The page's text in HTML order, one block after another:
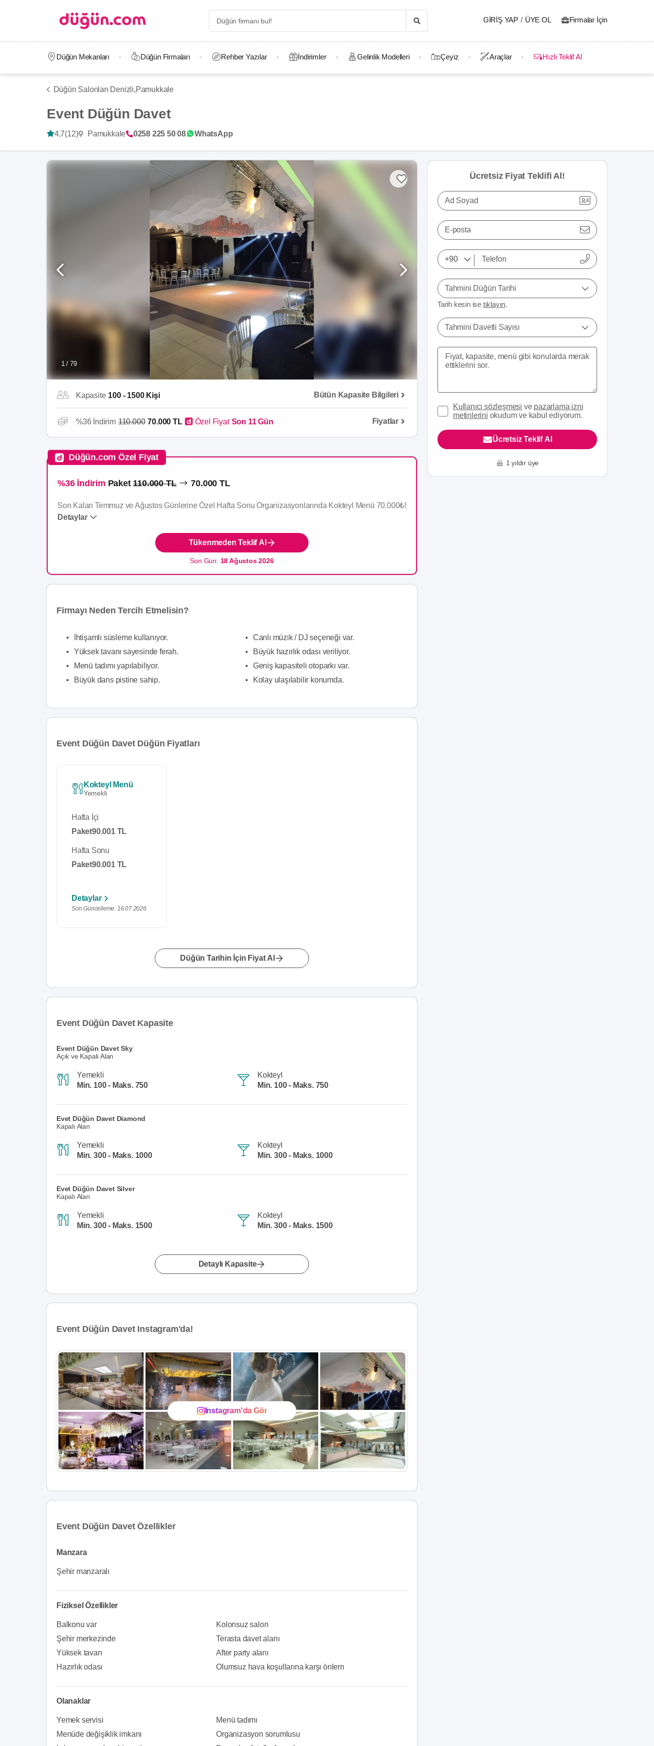
GIRIŞ YAP / ÜYE OL Firmalar İçin
Düğün Mekanları Düğün Firmaları Rehber Yazılar İndirimler Gelinlik Modelleri Çeyiz Araçlar Hızlı Teklif Al
Düğün Salonları Denizli,Pamukkale
Event Düğün Davet
4,7(12) Pamukkale 0258 225 50 08 WhatsApp
1 / 79
Kapasite 100 - 1500 Kişi Bütün Kapasite Bilgileri
%36 İndirim 110.000 70.000 TL Özel Fiyat Son 11 Gün Fiyatlar
Düğün.com Özel Fiyat
%36 İndirim Paket110.000 TL 70.000 TL
Son Kalan Temmuz ve Ağustos Günlerine Özel Hafta Sonu Organizasyonlarında Kokteyl Menü 70.000₺!
Detaylar
Tükenmeden Teklif Al
Son Gün: 18 Ağustos 2026
Firmayı Neden Tercih Etmelisin?
•
İhtişamlı süsleme kullanıyor.
•
Yüksek tavanı sayesinde ferah.
•
Menü tadımı yapılabiliyor.
•
Büyük dans pistine sahip.
•
Canlı müzik / DJ seçeneği var.
•
Büyük hazırlık odası veriliyor.
•
Geniş kapasiteli otoparkı var.
•
Kolay ulaşılabilir konumda.
Event Düğün Davet Düğün Fiyatları
Kokteyl Menü
Yemekli
Hafta İçi
Paket90.001 TL
Hafta Sonu
Paket90.001 TL
Detaylar
Son Güncelleme: 16.07.2026
Düğün Tarihin İçin Fiyat Al
Event Düğün Davet Kapasite
Event Düğün Davet Sky
Açık ve Kapalı Alan
Yemekli
Min. 100 - Maks. 750
Kokteyl
Min. 100 - Maks. 750
Evet Düğün Davet Diamond
Kapalı Alan
Yemekli
Min. 300 - Maks. 1000
Kokteyl
Min. 300 - Maks. 1000
Evet Düğün Davet Silver
Kapalı Alan
Yemekli
Min. 300 - Maks. 1500
Kokteyl
Min. 300 - Maks. 1500
Detaylı Kapasite
Event Düğün Davet Instagram'da!
Instagram'da Gör
Event Düğün Davet Özellikler
Manzara
Şehir manzaralı
Fiziksel Özellikler
Balkonu var
Kolonsuz salon
Şehir merkezinde
Terasta davet alanı
Yüksek tavan
After party alanı
Hazırlık odası
Olumsuz hava koşullarına karşı önlem
Olanaklar
Yemek servisi
Menü tadımı
Menüde değişiklik imkanı
Organizasyon sorumlusu
Ücretsiz Fiyat Teklifi Al!
Ad Soyad
E-posta
Tahmini Düğün Tarihi
Tarih kesin ise tıklayın.
Tahmini Davetli Sayısı
Kullanıcı sözleşmesi ve pazarlama izni
metinlerini okudum ve kabul ediyorum.
Ücretsiz Teklif Al
1 yıldır üye